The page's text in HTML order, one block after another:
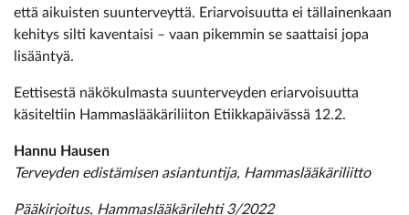
että aikuisten suunterveyttä. Eriarvoisuutta ei tällainenkaan
kehitys silti kaventaisi – vaan pikemmin se saattaisi jopa
lisääntyä.
Eettisestä näkökulmasta suunterveyden eriarvoisuutta
käsiteltiin Hammaslääkäriliiton Etiikkapäivässä 12.2.
Hannu Hausen
Terveyden edistämisen asiantuntija, Hammaslääkäriliitto
Pääkirjoitus, Hammaslääkärilehti 3/2022